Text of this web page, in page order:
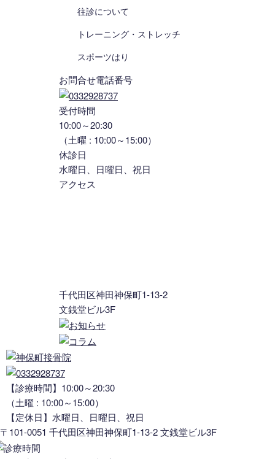
往診について
トレーニング・ストレッチ
スポーツはり
お問合せ電話番号
受付時間
10:00～20:30
（土曜 : 10:00～15:00）
休診日
水曜日、日曜日、祝日
アクセス
千代田区神田神保町1-13-2
文銭堂ビル3F
【診療時間】10:00～20:30
（土曜 : 10:00～15:00）
【定休日】水曜日、日曜日、祝日
〒101-0051 千代田区神田神保町1-13-2 文銭堂ビル3F